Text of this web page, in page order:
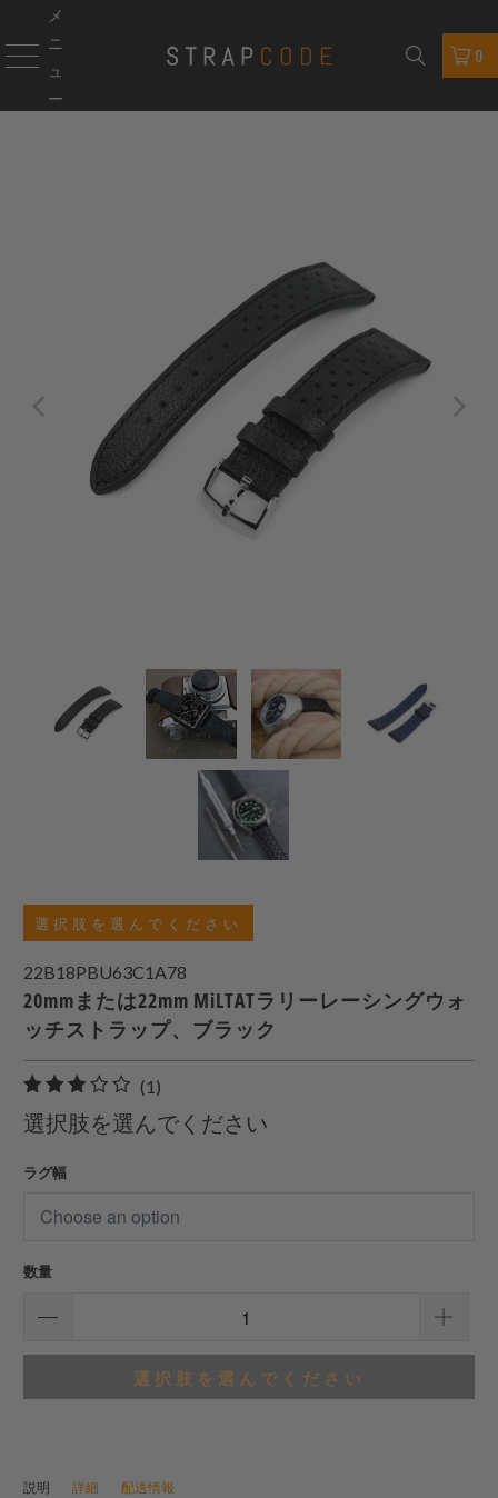
メ
ニ
ュ
ー
0
選択肢を選んでください
22B18PBU63C1A78
20mmまたは22mm MiLTATラリーレーシングウォ
ッチストラップ、ブラック
(1)
合
計
ュ
選択肢を選んでください
ラグ幅
数量
選択肢を選んでください
説明 詳細 配送情報